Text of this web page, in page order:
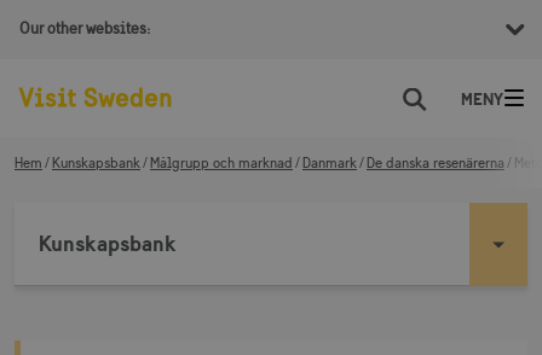
Our other websites:
Sök
Hem Kunskapsbank Målgrupp och marknad Danmark De danska resenärerna
Kunskapsbank